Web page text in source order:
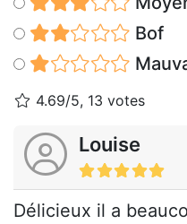
Bof
4.69/5, 13 votes
Louise
Délicieux il a